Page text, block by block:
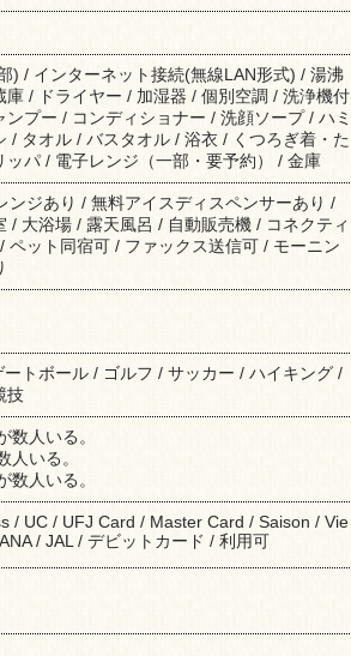
) / インターネット接続(無線LAN形式) / 湯沸
/ ドライヤー / 加湿器 / 個別空調 / 洗浄機付
ンプー / コンディショナー / 洗顔ソープ / ハミ
/ タオル / バスタオル / 浴衣 / くつろぎ着・た
パ / 電子レンジ（一部・要予約） / 金庫
ンジあり / 無料アイスディスペンサーあり /
/ 大浴場 / 露天風呂 / 自動販売機 / コネクティ
ペット同宿可 / ファックス送信可 / モーニン
トボール / ゴルフ / サッカー / ハイキング /
技
人いる。
いる。
人いる。
/ UC / UFJ Card / Master Card / Saison / Vie
/ JAL / デビットカード / 利用可